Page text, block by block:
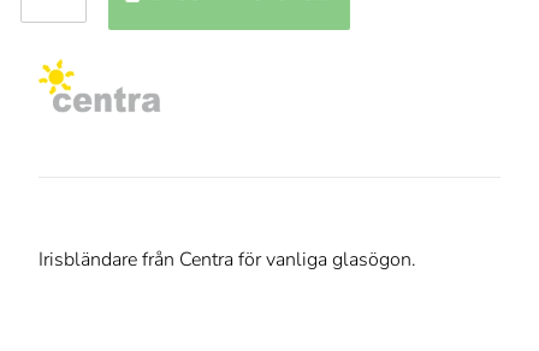
Irisbländare från Centra för vanliga glasögon.